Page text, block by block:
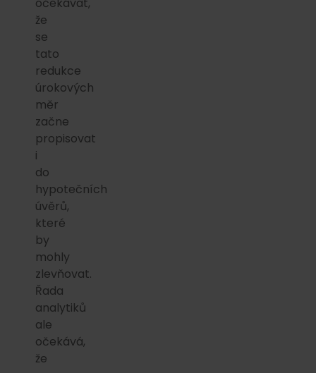
že
se
tato
redukce
úrokových
měr
začne
propisovat
i
do
hypotečních
úvěrů,
které
by
mohly
zlevňovat.
Řada
analytiků
ale
očekává,
že